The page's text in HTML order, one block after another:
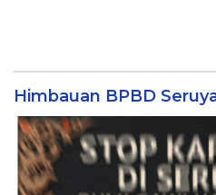
Himbauan BPBD